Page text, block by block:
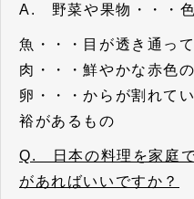
A. 野菜や果物・・・
魚・・・目が透き通っ
肉・・・鮮やかな赤色
卵・・・からが割れて
裕があるもの
Q. 日本の料理を家庭
があればいいですか？